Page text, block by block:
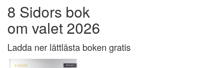
8 Sidors bok
om valet 2026
Ladda ner lättlästa boken gratis